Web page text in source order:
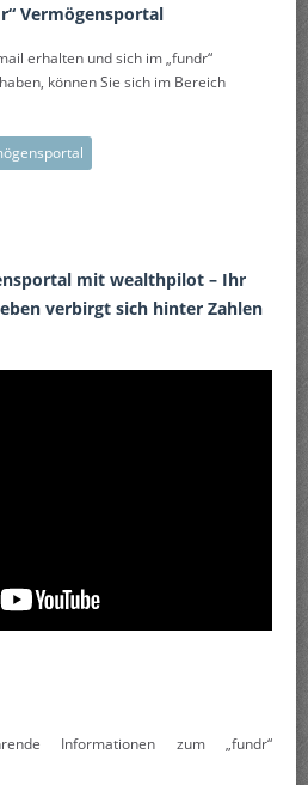
Vermögensportal
erhalten und sich im „fundr“
können Sie sich im Bereich
mit wealthpilot – Ihr
verbirgt sich hinter Zahlen
Informationen zum „fundr“